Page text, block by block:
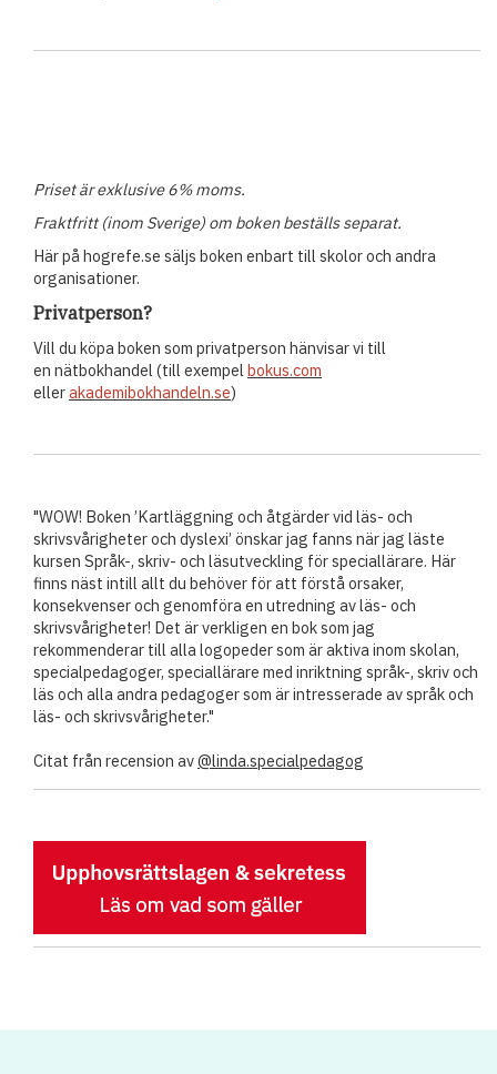
Priset är exklusive 6% moms.
Fraktfritt (inom Sverige) om boken beställs separat.
Här på hogrefe.se säljs boken enbart till skolor och andra
organisationer.
Privatperson?
Vill du köpa boken som privatperson hänvisar vi till
en nätbokhandel (till exempel bokus.com
ellerakademibokhandeln.se)
"WOW! Boken ’Kartläggning och åtgärder vid läs- och
skrivsvårigheter och dyslexi’ önskar jag fanns när jag läste
kursen Språk-, skriv- och läsutveckling för speciallärare. Här
finns näst intill allt du behöver för att förstå orsaker,
konsekvenser och genomföra en utredning av läs- och
skrivsvårigheter! Det är verkligen en bok som jag
rekommenderar till alla logopeder som är aktiva inom skolan,
specialpedagoger, speciallärare med inriktning språk-, skriv och
läs och alla andra pedagoger som är intresserade av språk och
läs- och skrivsvårigheter."
Citat från recension av@linda.specialpedagog